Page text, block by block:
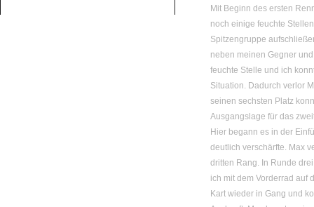
Mit Beginn des ersten
noch einige feuchte
Spitzengruppe
neben meinen Gegner
feuchte Stelle und ich
Situation. Dadurch verlor
seinen sechsten Platz
Ausgangslage für das
Hier begann es in der
deutlich verschärfte. Max
dritten Rang. In Runde
ich mit dem Vorderrad auf
Kart wieder in Gang und